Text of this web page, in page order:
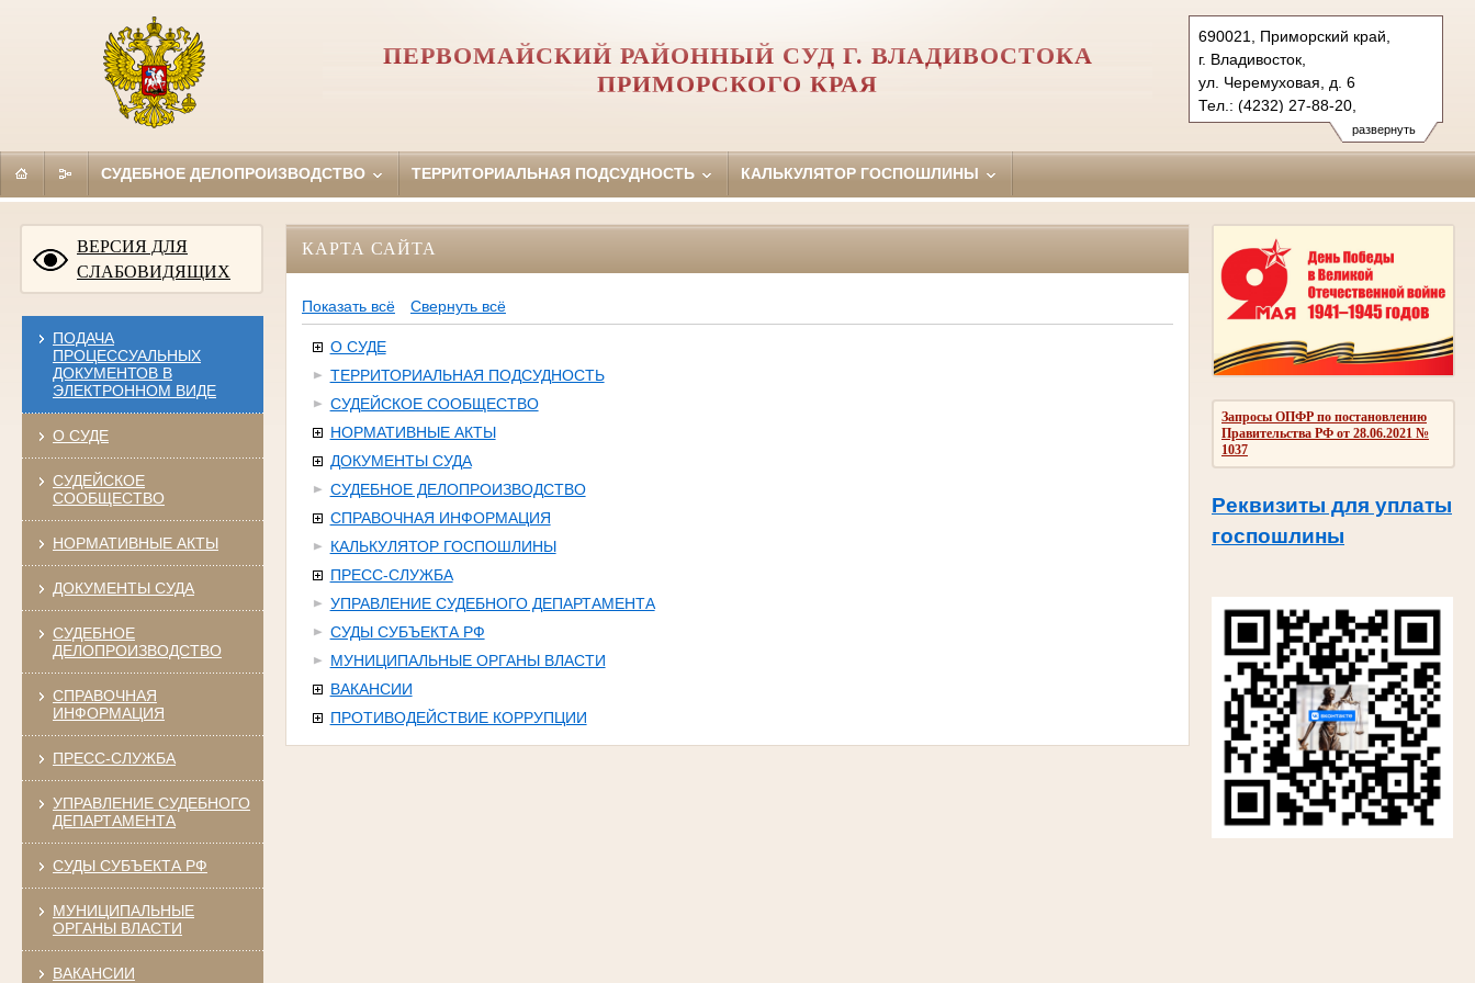
развернуть
690021, Приморский край,
г. Владивосток,
ул. Черемуховая, д. 6
Тел.: (4232) 27-88-20,
(423) 227-48-41(гр.к.)
pervomaysky.prm@sudrf.ru
ПЕРВОМАЙСКИЙ РАЙОННЫЙ СУД Г. ВЛАДИВОСТОКА
ПРИМОРСКОГО КРАЯ
СУДЕБНОЕ ДЕЛОПРОИЗВОДСТВО ТЕРРИТОРИАЛЬНАЯ ПОДСУДНОСТЬ КАЛЬКУЛЯТОР ГОСПОШЛИНЫ
ВЕРСИЯ ДЛЯ
СЛАБОВИДЯЩИХ
ПОДАЧА
ПРОЦЕССУАЛЬНЫХ
ДОКУМЕНТОВ В
ЭЛЕКТРОННОМ ВИДЕ
О СУДЕ
СУДЕЙСКОЕ
СООБЩЕСТВО
НОРМАТИВНЫЕ АКТЫ
ДОКУМЕНТЫ СУДА
СУДЕБНОЕ
ДЕЛОПРОИЗВОДСТВО
СПРАВОЧНАЯ
ИНФОРМАЦИЯ
ПРЕСС-СЛУЖБА
УПРАВЛЕНИЕ СУДЕБНОГО
ДЕПАРТАМЕНТА
СУДЫ СУБЪЕКТА РФ
МУНИЦИПАЛЬНЫЕ
ОРГАНЫ ВЛАСТИ
ВАКАНСИИ
Запросы ОПФР по постановлению
Правительства РФ от 28.06.2021 №
1037
Реквизиты для уплаты
госпошлины
КАРТА САЙТА
Показать всё Свернуть всё
О СУДЕ
ТЕРРИТОРИАЛЬНАЯ ПОДСУДНОСТЬ
СУДЕЙСКОЕ СООБЩЕСТВО
НОРМАТИВНЫЕ АКТЫ
ДОКУМЕНТЫ СУДА
СУДЕБНОЕ ДЕЛОПРОИЗВОДСТВО
СПРАВОЧНАЯ ИНФОРМАЦИЯ
КАЛЬКУЛЯТОР ГОСПОШЛИНЫ
ПРЕСС-СЛУЖБА
УПРАВЛЕНИЕ СУДЕБНОГО ДЕПАРТАМЕНТА
СУДЫ СУБЪЕКТА РФ
МУНИЦИПАЛЬНЫЕ ОРГАНЫ ВЛАСТИ
ВАКАНСИИ
ПРОТИВОДЕЙСТВИЕ КОРРУПЦИИ